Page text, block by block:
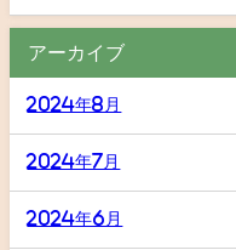
アーカイブ
2024年8月
2024年7月
2024年6月